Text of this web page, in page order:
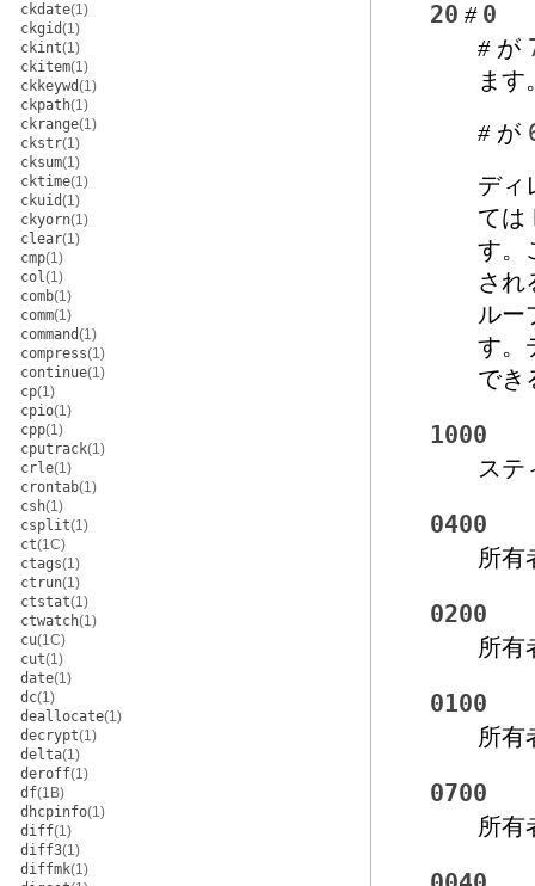
ckdate(1)
ckgid(1)
ckint(1)
ckitem(1)
ckkeywd(1)
ckpath(1)
ckrange(1)
ckstr(1)
cksum(1)
cktime(1)
ckuid(1)
ckyorn(1)
clear(1)
cmp(1)
col(1)
comb(1)
comm(1)
command(1)
compress(1)
continue(1)
cp(1)
cpio(1)
cpp(1)
cputrack(1)
crle(1)
crontab(1)
csh(1)
csplit(1)
ct(1C)
ctags(1)
ctrun(1)
ctstat(1)
ctwatch(1)
cu(1C)
cut(1)
date(1)
dc(1)
deallocate(1)
decrypt(1)
delta(1)
deroff(1)
df(1B)
dhcpinfo(1)
diff(1)
diff3(1)
diffmk(1)
20 # 0
#が
ます
#が
ディ
ては
す。
され
ルー
す。
でき
1000
ステ
0400
所有
0200
所有
0100
所有
0700
所有